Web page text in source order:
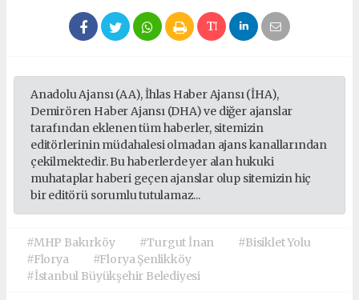
Anadolu Ajansı (AA), İhlas Haber Ajansı (İHA),
Demirören Haber Ajansı (DHA) ve diğer ajanslar
tarafından eklenen tüm haberler, sitemizin
editörlerinin müdahalesi olmadan ajans kanallarından
çekilmektedir. Bu haberlerde yer alan hukuki
muhataplar haberi geçen ajanslar olup sitemizin hiç
bir editörü sorumlu tutulamaz...
#MHP Bakırköy #Turgut İnan
#Bisiklet Yolu
#Florya
#Florya Şenlikköy
#İstanbul Büyükşehir Belediyesi